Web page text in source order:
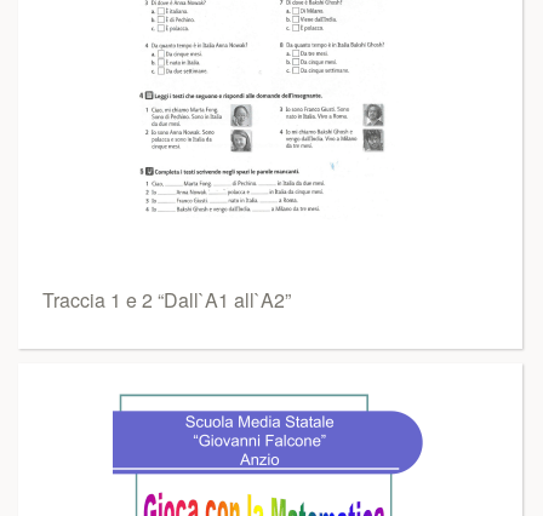
Traccia 1 e 2 “Dall`A1 all`A2”